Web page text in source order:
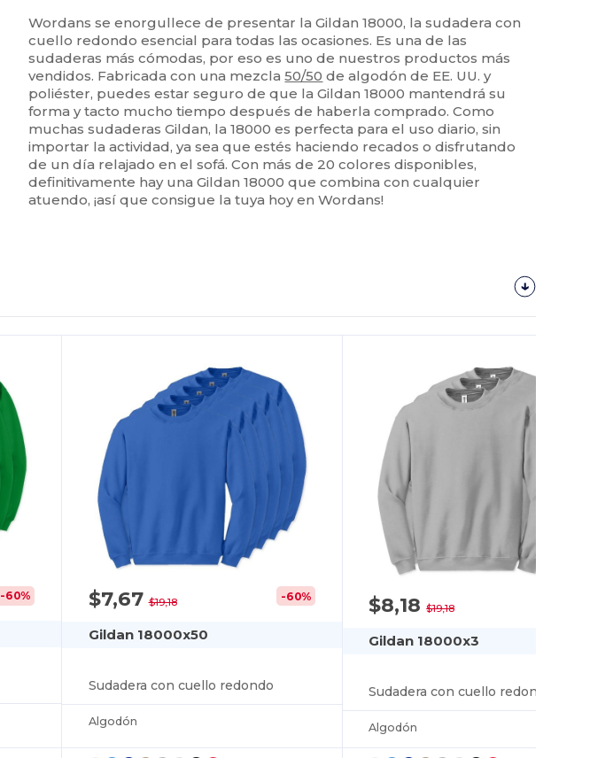
Wordans se enorgullece de presentar la Gildan 18000, la sudadera con
cuello redondo esencial para todas las ocasiones. Es una de las
sudaderas más cómodas, por eso es uno de nuestros productos más
vendidos. Fabricada con una mezcla50/50 de algodón de EE. UU. y
poliéster, puedes estar seguro de que la Gildan 18000 mantendrá su
forma y tacto mucho tiempo después de haberla comprado. Como
muchas sudaderas Gildan, la 18000 es perfecta para el uso diario, sin
importar la actividad, ya sea que estés haciendo recados o disfrutando
de un día relajado en el sofá. Con más de 20 colores disponibles,
definitivamente hay una Gildan 18000 que combina con cualquier
atuendo, ¡así que consigue la tuya hoy en Wordans!
-60% $7,67$19,18 -60%
Gildan 18000x50
Sudadera con cuello redondo
Algodón
$8,18$19,18
Gildan 18000x3
Sudadera con cuello redondo
Algodón